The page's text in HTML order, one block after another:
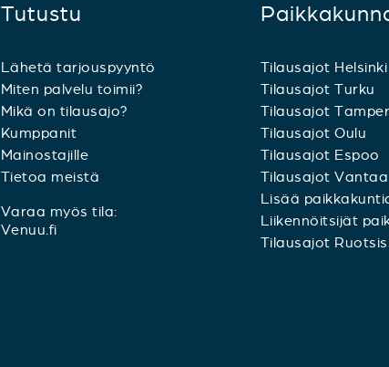
Tutustu
Lähetä tarjouspyyntö
Miten palvelu toimii?
Mikä on tilausajo?
Kumppanit
Mainostajille
Tietoa meistä
Varaa myös tila:
Venuu.fi
Tilausajot Helsinki
Tilausajot Turku
Tilausajot
Tilausajot Oulu
Tilausajot Espoo
Tilausajot Vantaa
Lisää
Liikennöitsijät
Tilausajot